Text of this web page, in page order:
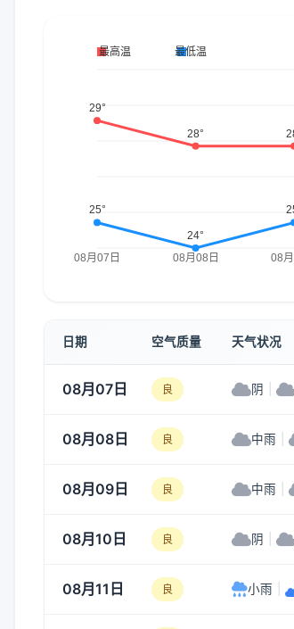
日期 空气质量 天气状况
08月07日 良 阴
08月08日 良 中雨
08月09日 良 中雨
08月10日 良 阴
08月11日 良 小雨